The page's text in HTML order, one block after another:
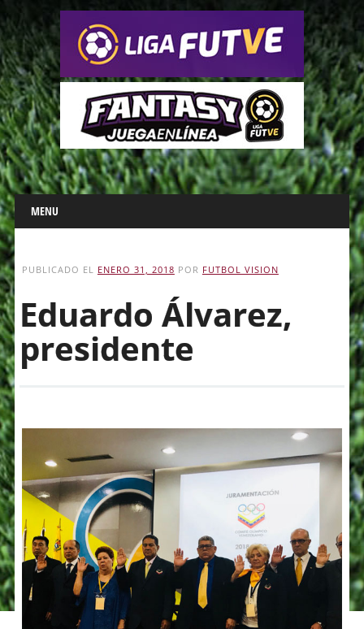
Main menu
Skip
to
content
MENU
PUBLICADO EL ENERO 31, 2018 POR FUTBOL VISION
Eduardo Álvarez,
presidente